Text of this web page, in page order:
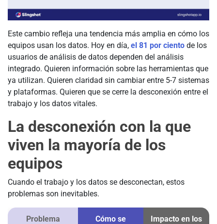
Este cambio refleja una tendencia más amplia en cómo los
equipos usan los datos. Hoy en día, el 81 por ciento de los
usuarios de análisis de datos dependen del análisis
integrado. Quieren información sobre las herramientas que
ya utilizan. Quieren claridad sin cambiar entre 5-7 sistemas
y plataformas. Quieren que se cerre la desconexión entre el
trabajo y los datos vitales.
La desconexión con la que
viven la mayoría de los
equipos
Cuando el trabajo y los datos se desconectan, estos
problemas son inevitables.
Problema
Cómo se
Impacto en los